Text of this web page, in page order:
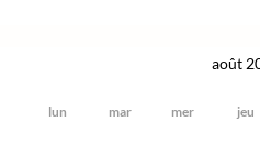
août
lun mar mer jeu